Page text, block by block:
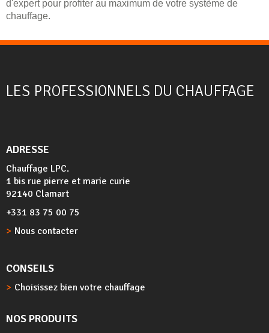
d'expert pour profiter au maximum de votre système de
chauffage.
LES PROFESSIONNELS DU CHAUFFAGE
ADRESSE
Chauffage LPC.
1 bis rue pierre et marie curie
92140 Clamart
+331 83 75 00 75
Nous contacter
CONSEILS
Choisissez bien votre chauffage
NOS PRODUITS